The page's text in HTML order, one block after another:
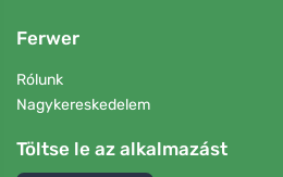
Ferwer
Rólunk
Nagykereskedelem
Töltse le az alkalmazást